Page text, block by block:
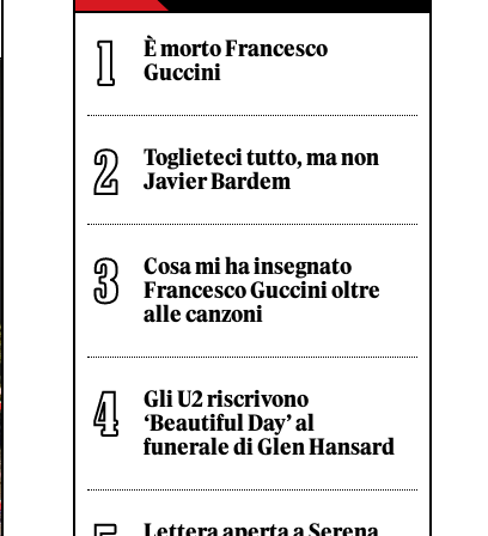
È morto Francesco
Guccini
Toglieteci tutto, ma non
Javier Bardem
Cosa mi ha insegnato
Francesco Guccini oltre
alle canzoni
Gli U2 riscrivono
‘Beautiful Day’ al
funerale di Glen Hansard